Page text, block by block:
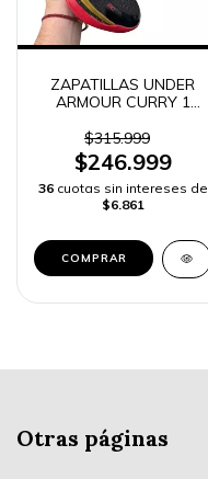
ZAPATILLAS UNDER
ARMOUR CURRY 1
$315.999
$246.999
36 cuotas sin intereses de
$6.861
COMPRAR
Otras páginas